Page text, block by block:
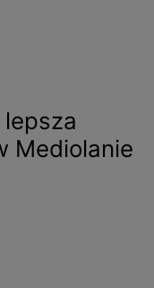
Mediolanie